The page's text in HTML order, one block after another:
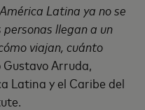
Latina ya no se
llegan a un
viajan, cuánto
Gustavo Arruda,
Latina y el Caribe del